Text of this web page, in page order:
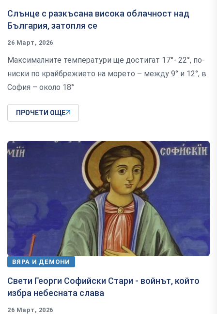
Слънце с разкъсана висока облачност над
България, затопля се
26 Март, 2026
Максималните температури ще достигат 17°- 22°, по-
ниски по крайбрежието на морето – между 9° и 12°, в
София – около 18°
ПРОЧЕТИ ОЩЕ
ВЯРА И ДЕМОНИ
Свети Георги Софийски Стари - войнът, който
избра небесната слава
26 Март, 2026